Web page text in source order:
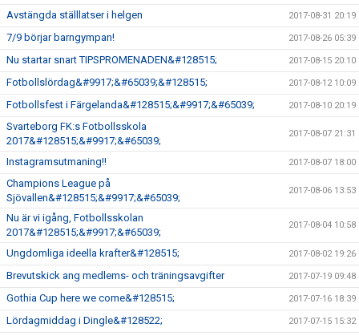
Avstängda ställlatser i helgen 2017-08-31 20:19
7/9 börjar barngympan! 2017-08-26 05:39
Nu startar snart TIPSPROMENADEN&#128515; 2017-08-15 20:10
Fotbollslördag&#9917;&#65039;&#128515; 2017-08-12 10:09
Fotbollsfest i Färgelanda&#128515;&#9917;&#65039; 2017-08-10 20:19
Svarteborg FK:s Fotbollsskola
2017&#128515;&#9917;&#65039;
2017-08-07 21:31
Instagramsutmaning!! 2017-08-07 18:00
Champions League på
Sjövallen&#128515;&#9917;&#65039;
2017-08-06 13:53
Nu är vi igång, Fotbollsskolan
2017&#128515;&#9917;&#65039;
2017-08-04 10:58
Ungdomliga ideella krafter&#128515; 2017-08-02 19:26
Brevutskick ang medlems- och träningsavgifter 2017-07-19 09:48
Gothia Cup here we come&#128515; 2017-07-16 18:39
Lördagmiddag i Dingle&#128522; 2017-07-15 15:32